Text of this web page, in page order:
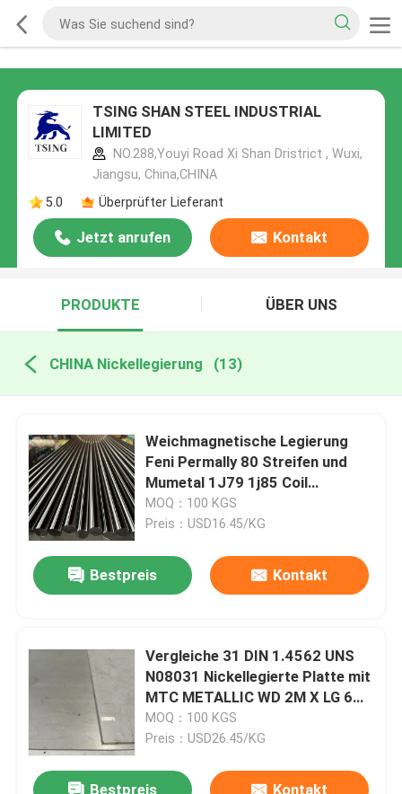
TSING SHAN STEEL INDUSTRIAL
LIMITED
NO.288,Youyi Road Xi Shan Dristrict , Wuxi,
Jiangsu, China,CHINA
5.0
Überprüfter Lieferant
Jetzt anrufen Kontakt
PRODUKTE ÜBER UNS
CHINA Nickellegierung (13)
Weichmagnetische Legierung
Feni Permally 80 Streifen und
Mumetal 1J79 1j85 Coil
Streifenblattplatte
MOQ：100 KGS
Preis：USD16.45/KG
Bestpreis Kontakt
Vergleiche 31 DIN 1.4562 UNS
N08031 Nickellegierte Platte mit
MTC METALLIC WD 2M X LG 6M
X THK 12MM
MOQ：100 KGS
Preis：USD26.45/KG
Bestpreis Kontakt